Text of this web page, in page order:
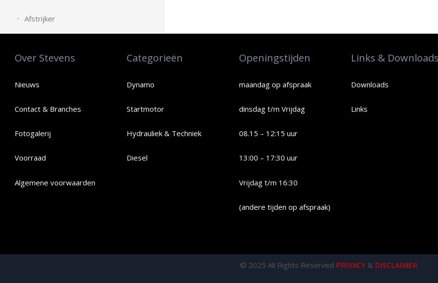
Afstrijker
Over Stevens
Nieuws
Contact & Branches
Fotogalerij
Voorraad
Algemene voorwaarden
Categorieën
Dynamo
Startmotor
Hydrauliek & Techniek
Diesel
Openingstijden
maandag op afspraak
dinsdag t/m Vrijdag
08.15 – 12:15 uur
13:00 – 17:30 uur
Vrijdag t/m 16:30
(andere tijden op afspraak)
Links &
Downloads
Links
© 2025 All Rights Reserved PRIVACY& DISCLAIMER